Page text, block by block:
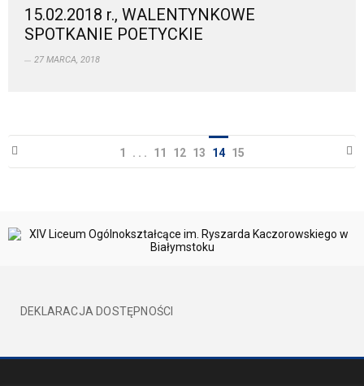
15.02.2018 r., WALENTYNKOWE
SPOTKANIE POETYCKIE
27 MARCA, 2018
1 . . . 11 12 13 14 15
DEKLARACJA DOSTĘPNOŚCI